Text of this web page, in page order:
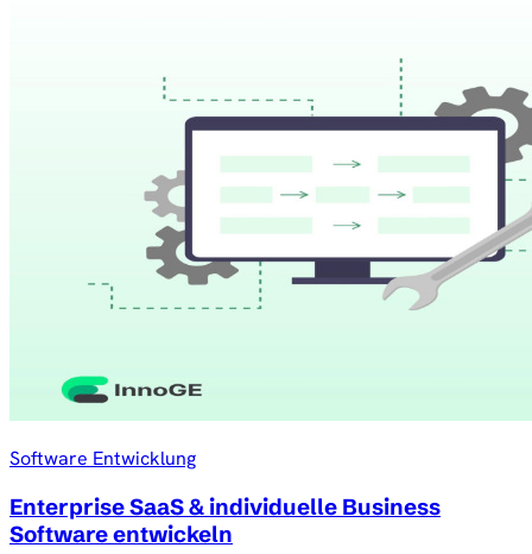
Software Entwicklung
Enterprise SaaS & individuelle Business
Software entwickeln